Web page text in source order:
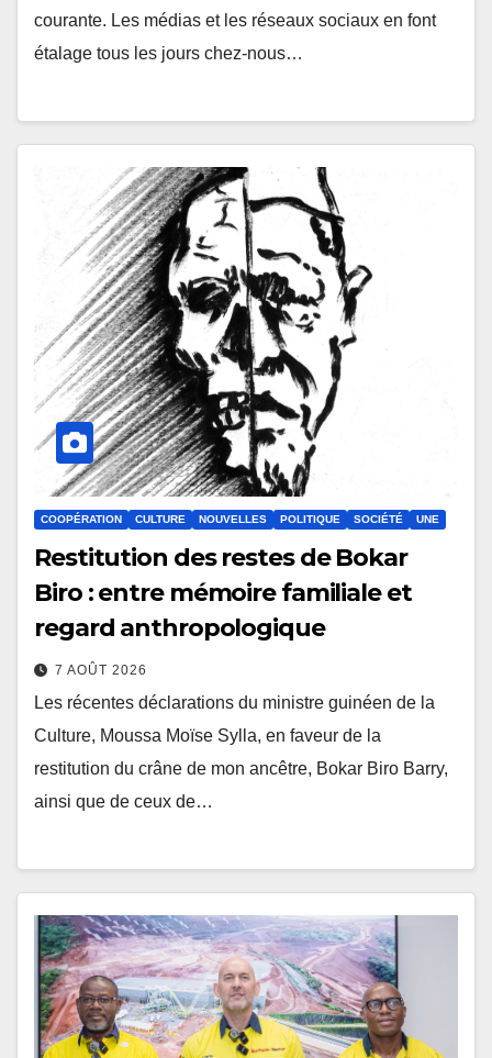
courante. Les médias et les réseaux sociaux en font
étalage tous les jours chez-nous…
COOPÉRATION CULTURE NOUVELLES POLITIQUE SOCIÉTÉ UNE
Restitution des restes de Bokar
Biro : entre mémoire familiale et
regard anthropologique
7 AOÛT 2026
Les récentes déclarations du ministre guinéen de la
Culture, Moussa Moïse Sylla, en faveur de la
restitution du crâne de mon ancêtre, Bokar Biro Barry,
ainsi que de ceux de…